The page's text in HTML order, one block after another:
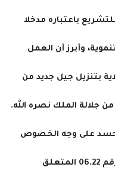
باعتباره مدخلا
وأبرز أن العمل
بتنزيل جيل جديد من
جلالة الملك نصره الله.
على وجه الخصوص
المجلس الوزاري على القانون الإطار رقم 06.22 المتعلق